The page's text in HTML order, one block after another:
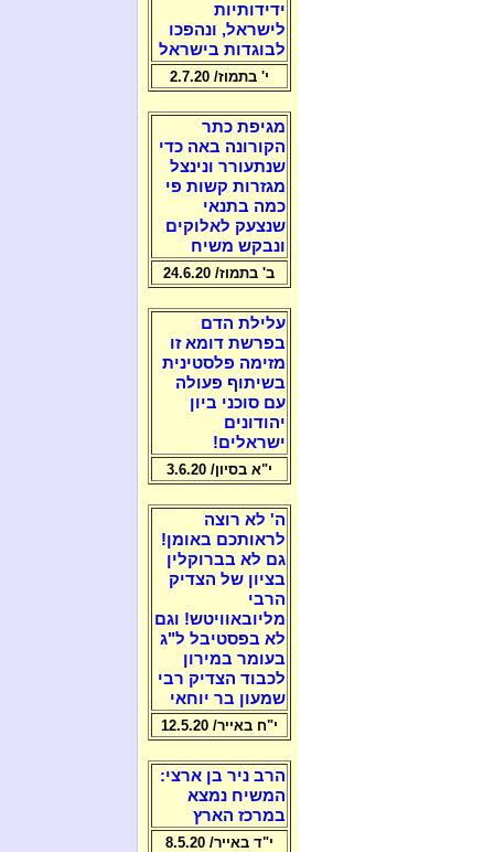
ידידותיות
לישראל, ונהפכו
לבוגדות בישראל
י' בתמוז/ 2.7.20
מגיפת כתר
הקורונה באה כדי
שנתעורר ונינצל
מגזרות קשות פי
כמה בתנאי
שנצעק לאלוקים
ונבקש משיח
ב' בתמוז/ 24.6.20
עלילת הדם
בפרשת דומא זו
מזימה פלסטינית
בשיתוף פעולה
עם סוכני ביון
יהודונים
ישראלים!
י"א בסיון/ 3.6.20
ה' לא רוצה
לראותכם באומן!
גם לא בברוקלין
בציון של הצדיק
הרבי
מליובאוויטש! וגם
לא בפסטיבל ל"ג
בעומר במירון
לכבוד הצדיק רבי
שמעון בר יוחאי
י"ח באייר/ 12.5.20
הרב ניר בן ארצי:
המשיח נמצא
במרכז הארץ
י"ד באייר/ 8.5.20